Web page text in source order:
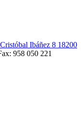
Ibáñez 8 18200
958 050 221